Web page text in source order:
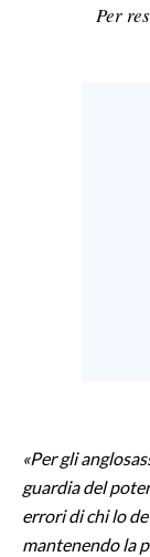
GOSSIP
SALUTE
Per
«Per gli
guardia del
errori di chi lo
mantenendo la